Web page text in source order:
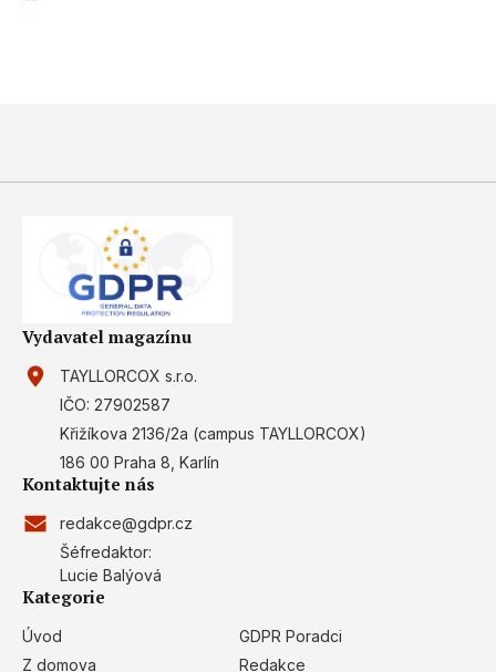
Vydavatel magazínu
TAYLLORCOX s.r.o.
IČO: 27902587
Křižíkova 2136/2a (campus TAYLLORCOX)
186 00 Praha 8, Karlín
Kontaktujte nás
redakce@gdpr.cz
Šéfredaktor:
Lucie Balýová
Kategorie
Úvod
Z domova
GDPR Poradci
Redakce